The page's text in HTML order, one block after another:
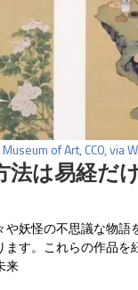
of Art, CC0, via
法は易経だ
妖怪の不思議な物語
ます。これらの作品を
来